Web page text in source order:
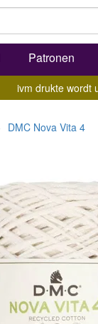
Patronen
ivm drukte wordt
DMC Nova Vita 4